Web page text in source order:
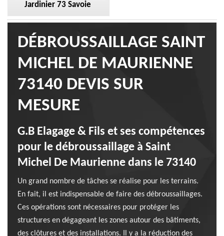
Jardinier 73 Savoie
DÉBROUSSAILLAGE SAINT
MICHEL DE MAURIENNE
73140 DEVIS SUR
MESURE
G.B Elagage & Fils et ses compétences
pour le débroussaillage à Saint
Michel De Maurienne dans le 73140
Un grand nombre de tâches se réalise pour les terrains.
En fait, il est indispensable de faire des débroussaillages.
Ces opérations sont nécessaires pour protéger les
structures en dégageant les zones autour des bâtiments,
des clôtures et des installations. Il y a la réduction des